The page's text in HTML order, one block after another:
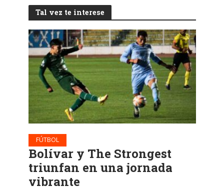
Tal vez te interese
FÚTBOL
Bolívar y The Strongest
triunfan en una jornada
vibrante